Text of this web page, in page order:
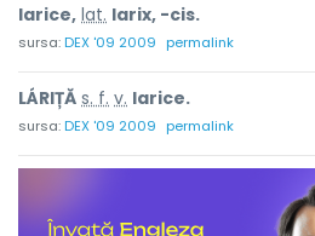
larice, lat. larix, -cis.
sursa:DEX '09 2009 permalink
LÁRIȚĂ s. f. v. larice.
sursa:DEX '09 2009 permalink